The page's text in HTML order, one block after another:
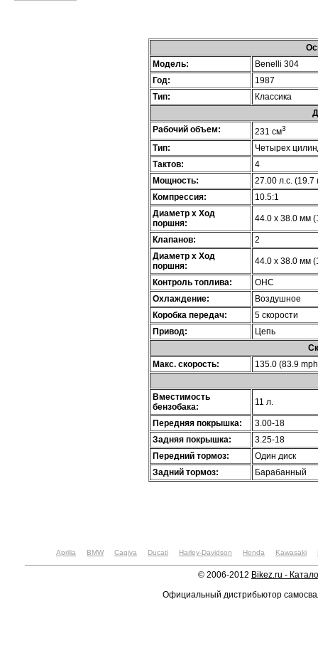
Модель:
Benelli 304
Год:
1987
Тип:
Классика
Рабочий объем:
231 см3
Тип:
Четырех
Тактов:
4
Мощность:
27.00 л.с. (19.7
Компрессия:
10.5:1
Диаметр х Ход
поршня:
44.0 x 38.0 мм
Клапанов:
2
Диаметр х Ход
поршня:
44.0 x 38.0 мм
Контроль топлива:
OHC
Охлаждение:
Воздушное
Коробка передач:
5 скорости
Привод:
Цепь
Макс. скорость:
135.0 (83.9
Вместимость
бензобака:
11 л.
Передняя покрышка:
3.00-18
Задняя покрышка:
3.25-18
Передний тормоз:
Один диск
Задний тормоз:
Барабанный
Aprilia BMW Cagiva Ducati Harley-Davidson Honda Kawasaki
© 2006-2012 Bikez.ru -
Официальный дистрибьютор